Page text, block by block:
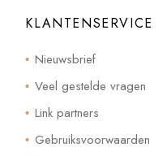
KLANTENSERVICE
Nieuwsbrief
Veel gestelde vragen
Link partners
Gebruiksvoorwaarden